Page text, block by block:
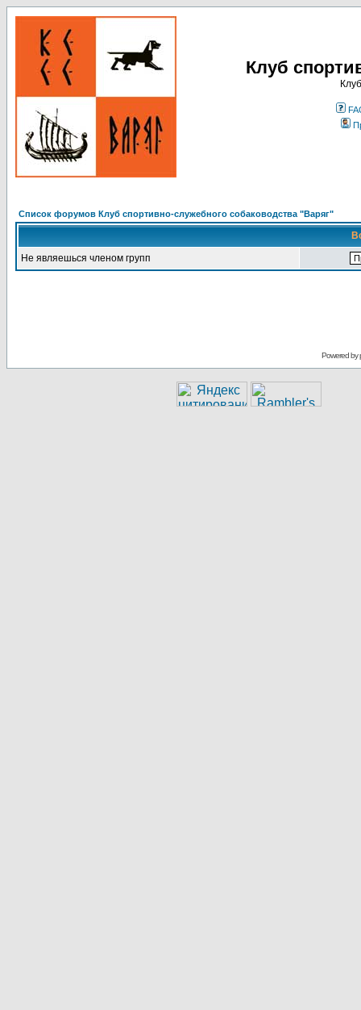
Клуб
Список форумов Клуб спортивно-служебного собаководства "Варяг"
Не являешься членом групп
Powered by